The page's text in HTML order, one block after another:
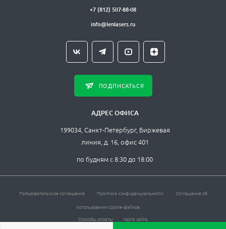
+7 (812) 507-88-08
info@lenlasers.ru
ПОДПИСАТЬСЯ
АДРЕС ОФИСА
199034, Санкт-Петербург, Биржевая
линия, д. 16, офис 401
по будням с 8:30 до 18:00
Пользовательское соглашение Политика конфиденциальности
Соглашения об
использовании Cookie-файлов
Способы оплаты
Карта сайта